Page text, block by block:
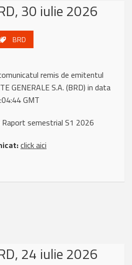
30 iulie 2026
BRD
remis de emitentul
GENERALE S.A. (BRD) in data
GMT
Raport semestrial S1 2026
click aici
24 iulie 2026